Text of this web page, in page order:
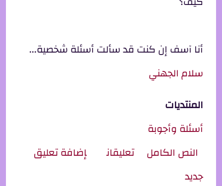
أنا آسف إن كنت قد سألت أسئلة شخصية...
سلام الجهني
المنتديات
أسئلة وأجوبة
النص الكامل ِل سؤالين للأيهم من فضلك !!
تعليقان
إضافة تعليق
جديد